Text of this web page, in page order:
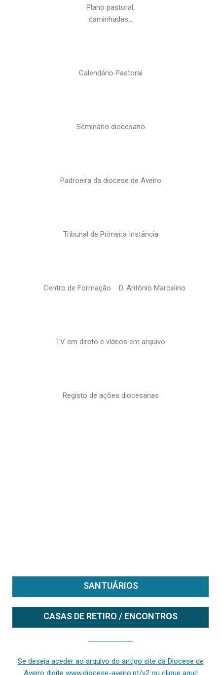
Plano pastoral,
caminhadas…
Calendário Pastoral
Seminário diocesano
Padroeira da diocese de Aveiro
Tribunal de Primeira Instância
Centro de Formação D. António Marcelino
TV em direto e vídeos em arquivo
Registo de ações diocesanas
SANTUÁRIOS
CASAS DE RETIRO / ENCONTROS
Se deseja aceder ao arquivo do antigo site da Diocese de
Aveiro digite www.diocese-aveiro.pt/v2 ou clique aqui!